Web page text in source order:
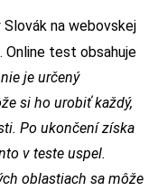
na webovskej
. Online test obsahuje
nie je určený
si ho urobiť každý,
Po ukončení získa
v teste uspel.
oblastiach sa môže